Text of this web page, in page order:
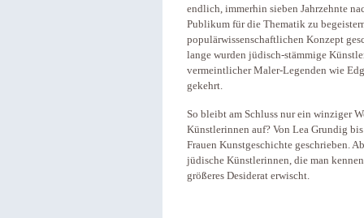
endlich, immerhin sieben Jahrzehnte
Publikum für die Thematik zu
populärwissenschaftlichen Konzept
lange wurden jüdisch-stämmige
vermeintlicher Maler-Legenden wie
gekehrt.
So bleibt am Schluss nur ein winziger
Künstlerinnen auf? Von Lea Grundig
Frauen Kunstgeschichte geschrieben.
jüdische Künstlerinnen, die man
größeres Desiderat erwischt.